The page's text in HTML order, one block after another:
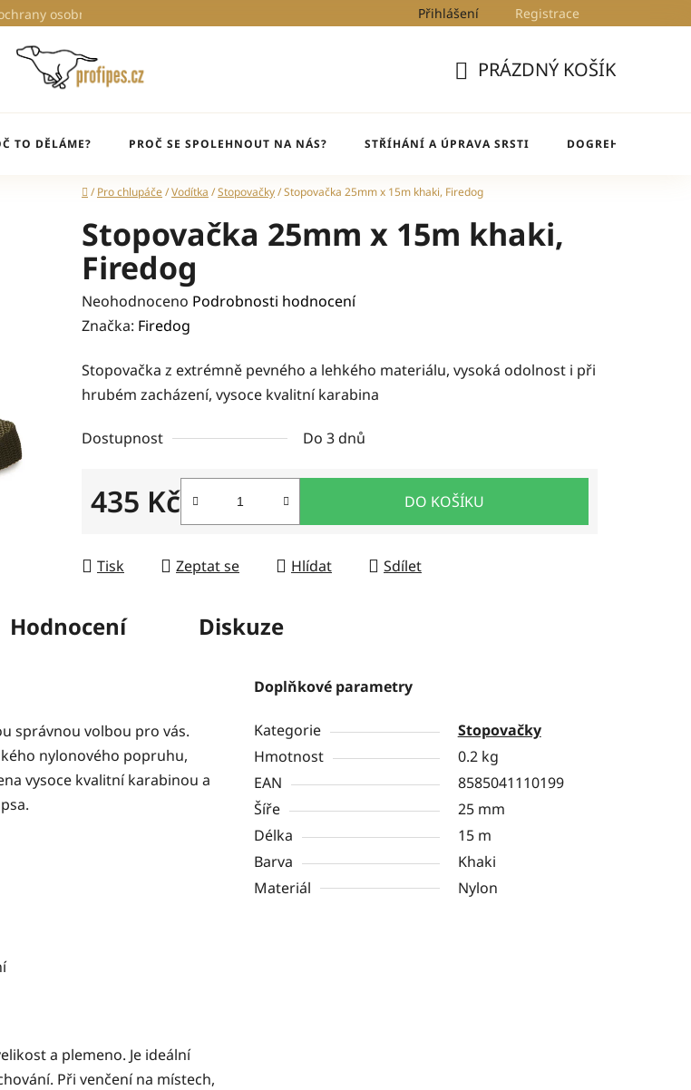
osobních údajů Blog DogRehab
Přihlášení Registrace
KOŠÍK
PRÁZDNÝ KOŠÍK
TO DĚLÁME? PROČ SE SPOLEHNOUT NA NÁS? STŘÍHÁNÍ A ÚPRAVA SRSTI DOGREHAB
Domů
/ Pro chlupáče/Vodítka /Stopovačky/Stopovačka 25mm x 15m khaki, Firedog
Stopovačka 25mm x 15m khaki,
Firedog
Průměrné
hodnocení
je
0,0
5
Neohodnoceno Podrobnosti hodnocení
Značka: Firedog
Stopovačka z extrémně pevného a lehkého materiálu, vysoká odolnost i při
hrubém zacházení, vysoce kvalitní karabina
Dostupnost Do 3 dnů
435 Kč DO KOŠÍKU
Tisk Zeptat se Hlídat Sdílet
Hodnocení Diskuze
správnou volbou pro vás.
nylonového popruhu,
vysoce kvalitní karabinou a
a plemeno. Je ideální
Při venčení na místech,
Doplňkové parametry
Kategorie
Stopovačky
Hmotnost
0.2 kg
EAN
8585041110199
Šíře
25 mm
Délka
15 m
Barva
Khaki
Materiál
Nylon